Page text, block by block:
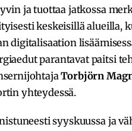
ja tuottaa jatkossa
keskeisillä alueilla,
digitalisaation
parantavat paitsi
Torbjörn
yhteydessä.
syyskuussa ja